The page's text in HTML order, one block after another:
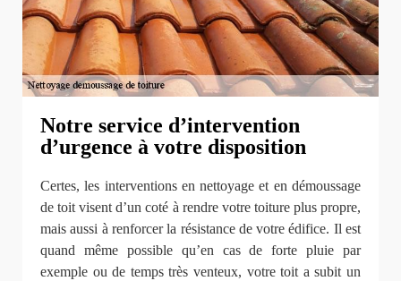
Notre service d’intervention
d’urgence à votre disposition
Certes, les interventions en nettoyage et en démoussage
de toit visent d’un coté à rendre votre toiture plus propre,
mais aussi à renforcer la résistance de votre édifice. Il est
quand même possible qu’en cas de forte pluie par
exemple ou de temps très venteux, votre toit a subit un